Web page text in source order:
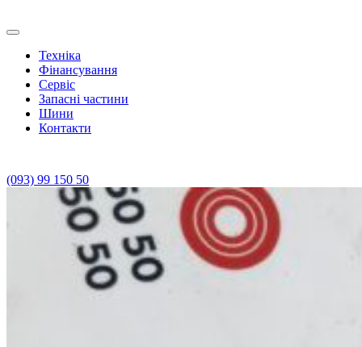
to
Техніка
Фінансування
Сервіс
Запасні частини
Шини
Контакти
(093) 99 150 50